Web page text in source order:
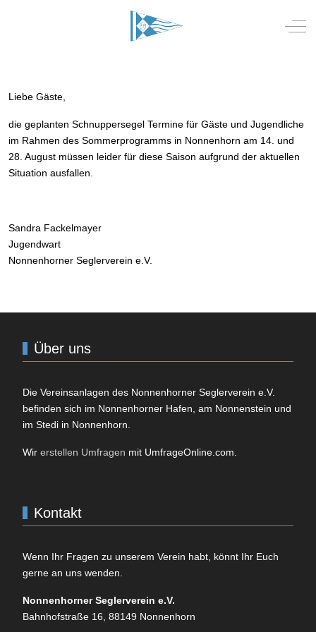
Off-
Liebe Gäste,
die geplanten Schnuppersegel Termine für Gäste und Jugendliche
im Rahmen des Sommerprogramms in Nonnenhorn am 14. und
28. August müssen leider für diese Saison aufgrund der aktuellen
Situation ausfallen.
Sandra Fackelmayer
Jugendwart
Nonnenhorner Seglerverein e.V.
Über uns
Die Vereinsanlagen des Nonnenhorner Seglerverein e.V.
befinden sich im Nonnenhorner Hafen, am Nonnenstein und
im Stedi in Nonnenhorn.
Wir erstellen Umfragen mit UmfrageOnline.com.
Kontakt
Wenn Ihr Fragen zu unserem Verein habt, könnt Ihr Euch
gerne an uns wenden.
Non­nen­horner Seglerverein e.V.
Bahnhofstraße 16, 88149 Non­nen­horn